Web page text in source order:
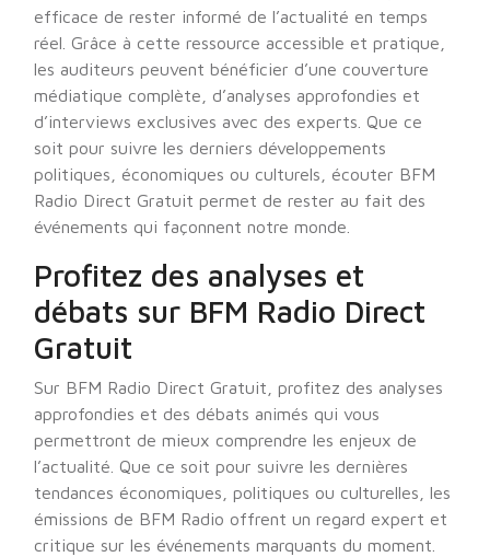
efficace de rester informé de l’actualité en temps
réel. Grâce à cette ressource accessible et pratique,
les auditeurs peuvent bénéficier d’une couverture
médiatique complète, d’analyses approfondies et
d’interviews exclusives avec des experts. Que ce
soit pour suivre les derniers développements
politiques, économiques ou culturels, écouter BFM
Radio Direct Gratuit permet de rester au fait des
événements qui façonnent notre monde.
Profitez des analyses et
débats sur BFM Radio Direct
Gratuit
Sur BFM Radio Direct Gratuit, profitez des analyses
approfondies et des débats animés qui vous
permettront de mieux comprendre les enjeux de
l’actualité. Que ce soit pour suivre les dernières
tendances économiques, politiques ou culturelles, les
émissions de BFM Radio offrent un regard expert et
critique sur les événements marquants du moment.